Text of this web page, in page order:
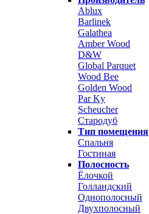
Ablux
Barlinek
Galathea
Amber Wood
D&W
Global Parquet
Wood Bee
Golden Wood
Par Ky
Scheucher
Стародуб
Тип помещения
Спальня
Гостиная
Полосность
Ёлочкой
Голландский
Однополосный
Двухполосный